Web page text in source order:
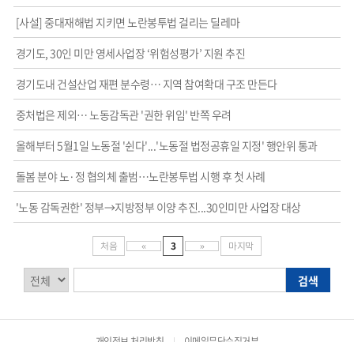
[사설] 중대재해법 지키면 노란봉투법 걸리는 딜레마
경기도, 30인 미만 영세사업장 ‘위험성평가’ 지원 추진
경기도내 건설산업 재편 분수령… 지역 참여확대 구조 만든다
중처법은 제외… 노동감독관 '권한 위임' 반쪽 우려
올해부터 5월1일 노동절 '쉰다'...'노동절 법정공휴일 지정' 행안위 통과
돌봄 분야 노·정 협의체 출범…노란봉투법 시행 후 첫 사례
'노동 감독권한' 정부→지방정부 이양 추진...30인미만 사업장 대상
처음 « 3 » 마지막
검
색
구
색
어
검색